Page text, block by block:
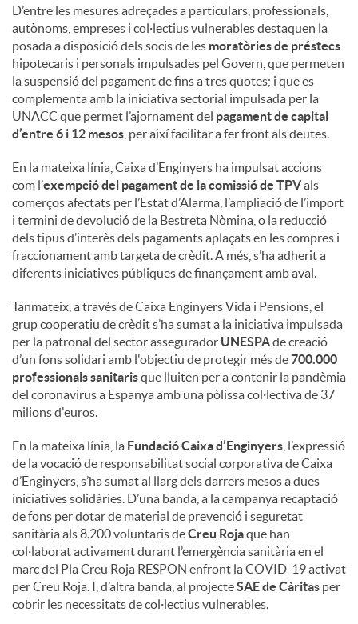
D’entre les mesures adreçades a particulars, professionals,
autònoms, empreses i col·lectius vulnerables destaquen la
posada a disposició dels socis de les moratòries de préstecs
hipotecaris i personals impulsades pel Govern, que permeten
la suspensió del pagament de fins a tres quotes; i que es
complementa amb la iniciativa sectorial impulsada per la
UNACC que permet l’ajornament del pagament de capital
d’entre 6 i 12 mesos , per així facilitar a fer front als deutes.
En la mateixa línia, Caixa d’Enginyers ha impulsat accions
com l’exempció del pagament de la comissió de TPVals
comerços afectats per l’Estat d’Alarma, l’ampliació de l’import
i termini de devolució de la Bestreta Nòmina, o la reducció
dels tipus d’interès dels pagaments aplaçats en les compres i
fraccionament amb targeta de crèdit. A més, s’ha adherit a
diferents iniciatives públiques de finançament amb aval.
Tanmateix, a través de Caixa Enginyers Vida i Pensions, el
grup cooperatiu de crèdit s’ha sumat a la iniciativa impulsada
per la patronal del sector assegurador UNESPAde creació
d’un fons solidari amb l'objectiu de protegir més de700.000
professionals sanitarisque lluiten per a contenir la pandèmia
del coronavirus a Espanya amb una pòlissa col·lectiva de 37
milions d'euros.
En la mateixa línia, la Fundació Caixa d’Enginyers , l’expressió
de la vocació de responsabilitat social corporativa de Caixa
d’Enginyers, s’ha sumat al llarg dels darrers mesos a dues
iniciatives solidàries. D’una banda, a la campanya recaptació
de fons per dotar de material de prevenció i seguretat
sanitària als 8.200 voluntaris deCreu Rojaque han
col·laborat activament durant l’emergència sanitària en el
marc del Pla Creu Roja RESPON enfront la COVID-19 activat
per Creu Roja. I, d’altra banda, al projecteSAE de Càritas per
cobrir les necessitats de col·lectius vulnerables.